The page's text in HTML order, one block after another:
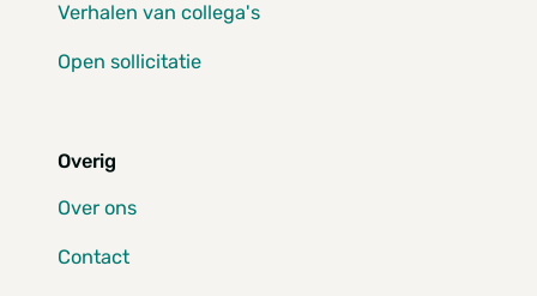
Verhalen van collega's
Open sollicitatie
Overig
Over ons
Contact